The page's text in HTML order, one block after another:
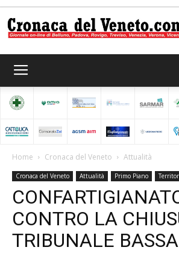
del
Veneto
Home Cronaca del Veneto Attualità
Cronaca del Veneto Attualità Primo Piano
CONTRO LA
TRIBUNALE